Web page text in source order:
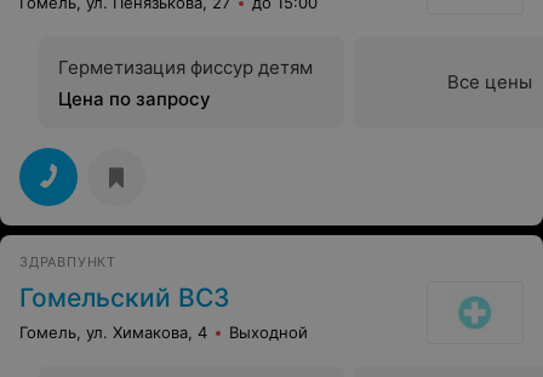
Герметизация фиссур детям
Цена по запросу
Все цены
ЗДРАВПУНКТ
Гомельский ВСЗ
Гомель, ул. Химакова, 4 Выходной